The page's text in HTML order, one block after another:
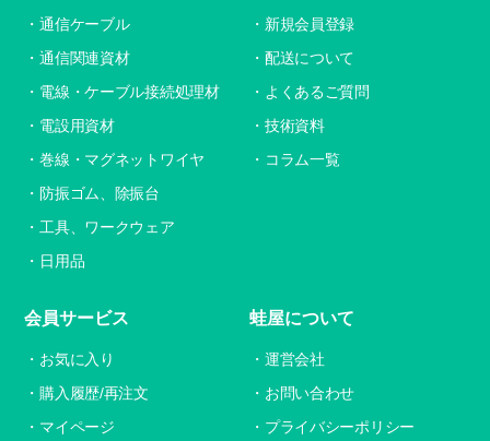
通信ケーブル
通信関連資材
電線・ケーブル接続処理材
電設用資材
巻線・マグネットワイヤ
防振ゴム、除振台
工具、ワークウェア
日用品
新規会員登録
配送について
よくあるご質問
技術資料
コラム一覧
会員サービス
お気に入り
購入履歴/再注文
マイページ
蛙屋について
運営会社
お問い合わせ
プライバシーポリシー